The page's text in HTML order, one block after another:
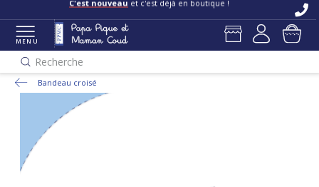
C'est nouveau et c'est déjà en boutique !
MENU
Recherche
Bandeau croisé